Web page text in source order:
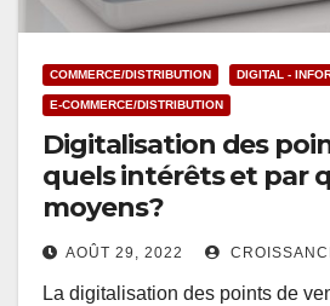
COMMERCE/DISTRIBUTION DIGITAL -
E-COMMERCE/DISTRIBUTION
Digitalisation des
quels intérêts et par
moyens ?
AOÛT 29, 2022
La digitalisation des points de